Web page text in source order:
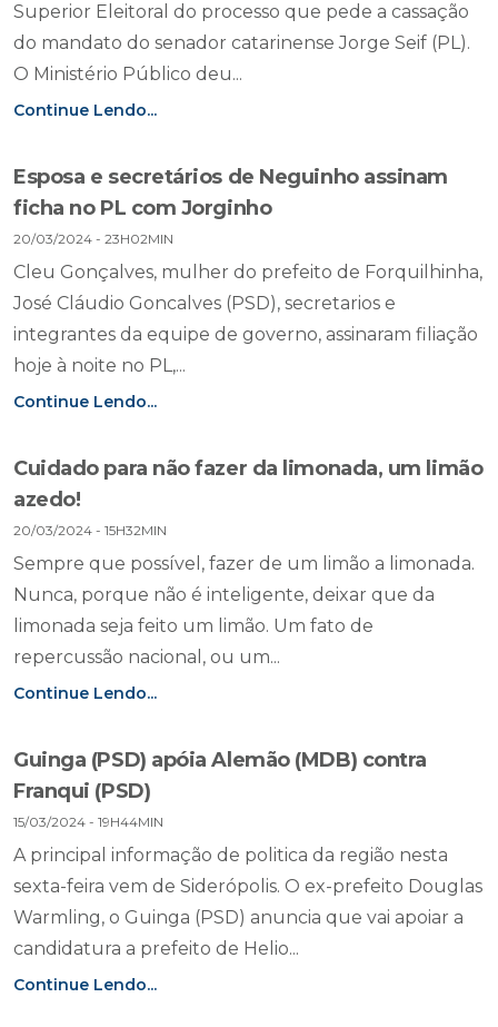
Superior Eleitoral do processo que pede a cassação
do mandato do senador catarinense Jorge Seif (PL).
O Ministério Público deu...
Continue Lendo...
Esposa e secretários de Neguinho assinam
ficha no PL com Jorginho
20/03/2024 - 23H02MIN
Cleu Gonçalves, mulher do prefeito de Forquilhinha,
José Cláudio Goncalves (PSD), secretarios e
integrantes da equipe de governo, assinaram filiação
hoje à noite no PL,...
Continue Lendo...
Cuidado para não fazer da limonada, um limão
azedo!
20/03/2024 - 15H32MIN
Sempre que possível, fazer de um limão a limonada.
Nunca, porque não é inteligente, deixar que da
limonada seja feito um limão. Um fato de
repercussão nacional, ou um...
Continue Lendo...
Guinga (PSD) apóia Alemão (MDB) contra
Franqui (PSD)
15/03/2024 - 19H44MIN
A principal informação de politica da região nesta
sexta-feira vem de Siderópolis. O ex-prefeito Douglas
Warmling, o Guinga (PSD) anuncia que vai apoiar a
candidatura a prefeito de Helio...
Continue Lendo...